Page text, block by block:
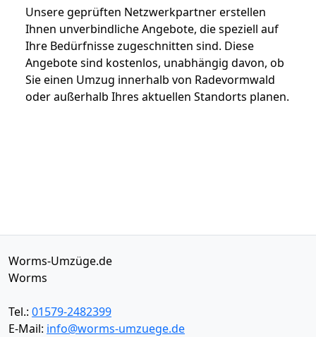
Unsere geprüften Netzwerkpartner erstellen
Ihnen unverbindliche Angebote, die speziell auf
Ihre Bedürfnisse zugeschnitten sind. Diese
Angebote sind kostenlos, unabhängig davon, ob
Sie einen Umzug innerhalb von Radevormwald
oder außerhalb Ihres aktuellen Standorts planen.
Worms-Umzüge.de
Worms
Tel.: 01579-2482399
E-Mail: info@worms-umzuege.de